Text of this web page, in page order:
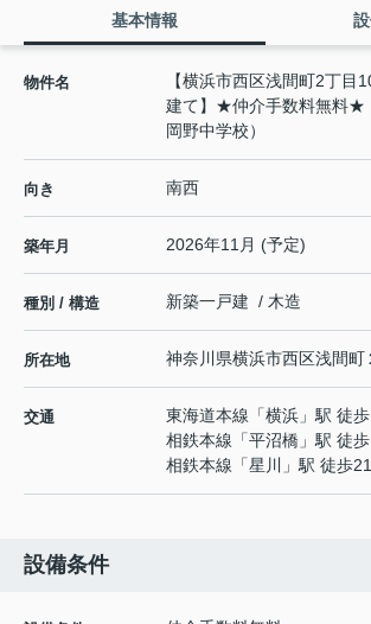
基本情報
物件名
【横浜市西区浅間町2丁目
建て】★仲介手数料無料★
岡野中学校）
向き 南西
築年月 2026年11月 (予定)
種別 / 構造 新築一戸建 / 木造
所在地 神奈川県横浜市西区浅間町
交通 東海道本線 「横浜 」駅 徒
相鉄本線 「平沼橋 」駅 徒
相鉄本線 「星川 」駅 徒歩
設備条件